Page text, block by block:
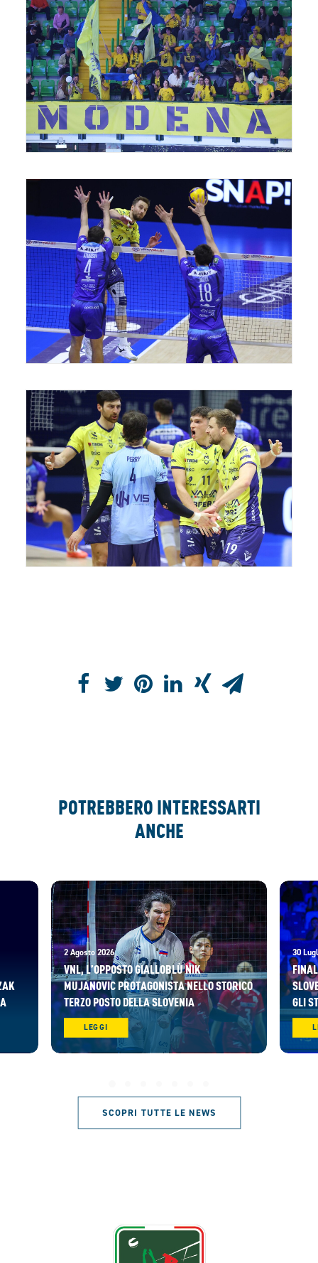
POTREBBERO INTERESSARTI
ANCHE
2 Agosto 2026
VNL, L’OPPOSTO GIALLOBLÙ NIK
MUJANOVIC PROTAGONISTA NELLO STORICO
TERZO POSTO DELLA SLOVENIA
LEGGI
30
GLI
SCOPRI TUTTE LE NEWS